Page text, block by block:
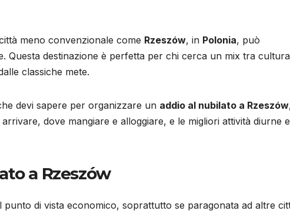
meno convenzionale come Rzeszów, in Polonia, può
Questa destinazione è perfetta per chi cerca un mix tra
classiche mete.
devi sapere per organizzare un addio al nubilato a Rzeszów
dove mangiare e alloggiare, e le migliori attività diurne e
a Rzeszów
punto di vista economico, soprattutto se paragonata ad altre